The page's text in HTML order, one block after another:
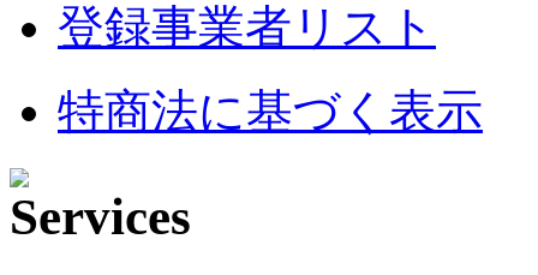
登録事業者リスト
特商法に基づく表示